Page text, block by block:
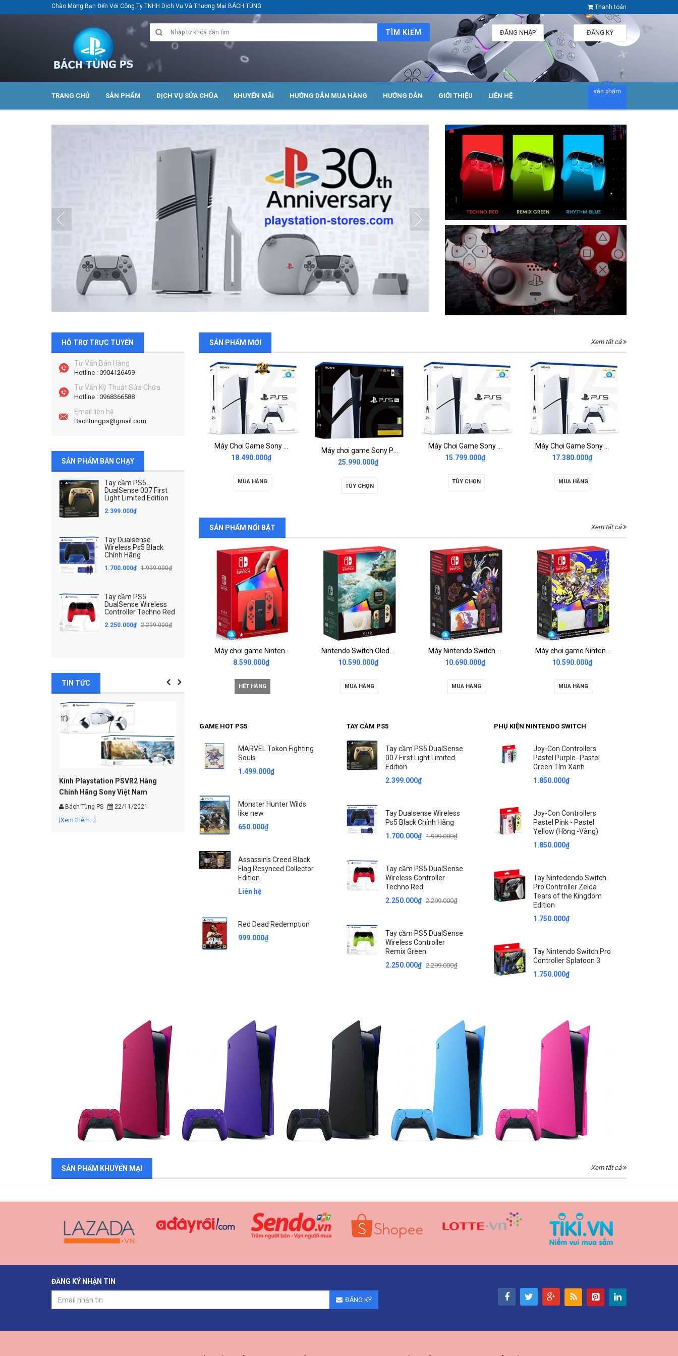
Chào Mừng Bạn Đến Với Công Ty TNHH Dịch Vụ Và Thương Mại BÁCH TÙNG Thanh toán
TÌM KIẾM ĐĂNG KÝ
hoặc
ĐĂNG NHẬP
TRANG CHỦ SẢN PHẨM DỊCH VỤ SỬA CHŨA KHUYẾN MÃI HƯỚNG DẪN MUA HÀNG HƯỚNG DẪN GIỚI THIỆU LIÊN HỆ
sản phẩm
HỖ TRỢ TRỰC TUYẾN
Tư Vấn Bán Hàng
Hotline : 0904126499
Tư Vấn Kỹ Thuật Sửa Chữa
Hotline : 0968366588
Email liên hệ
Bachtungps@gmail.com
SẢN PHẨM BÁN CHẠY
Tay cầm PS5
DualSense 007 First
Light Limited Edition
2.399.000₫
Tay Dualsense
Wireless Ps5 Black
Chính Hãng
1.700.000₫ 1.999.000₫
Tay cầm PS5
DualSense Wireless
Controller Techno Red
2.250.000₫ 2.299.000₫
TIN TỨC
Kính Playstation PSVR2 Hàng
Chính Hãng Sony Việt Nam
Bách Tùng PS
22/11/2021
[Xem thêm...]
SẢN PHẨM MỚI Xem tất cả
16.749.000₫
MUA HÀNG
18.490.000₫
MUA HÀNG
Máy chơi game Sony Ps5 Pro
25.990.000₫
TÙY CHỌN
15.799.000₫
TÙY CHỌN
17.380.000₫
MUA HÀNG
SẢN PHẨM NỔI BẬT Xem tất cả
Máy chơi game Nintendo Switch OLED Mario Red Edition
8.590.000₫
HẾT HÀNG
Nintendo Switch Oled The Legend Of Zelda Tears Of The Kingdom
10.590.000₫
MUA HÀNG
Máy Nintendo Switch OLED Pokemon Scarlet And Violet Edition
10.690.000₫
MUA HÀNG
Máy chơi game Nintendo Switch OLED Splatoon 3 Limited Edition
10.590.000₫
MUA HÀNG
GAME HOT PS5
MARVEL Tokon Fighting
Souls
1.499.000₫
Monster Hunter Wilds
like new
650.000₫
Assassin's Creed Black
Flag Resynced Collector
Edition
Liên hệ
Red Dead Redemption
999.000₫
TAY CẦM PS5
Tay cầm PS5 DualSense
007 First Light Limited
Edition
2.399.000₫
Tay Dualsense Wireless
Ps5 Black Chính Hãng
1.700.000₫ 1.999.000₫
Tay cầm PS5 DualSense
Wireless Controller
Techno Red
2.250.000₫ 2.299.000₫
Tay cầm PS5 DualSense
Wireless Controller
Remix Green
2.250.000₫ 2.299.000₫
PHỤ KIỆN NINTENDO SWITCH
Joy-Con Controllers
Pastel Purple- Pastel
Green Tím Xanh
1.850.000₫
Joy-Con Controllers
Pastel Pink - Pastel
Yellow (Hồng -Vàng)
1.850.000₫
Tay Nintedendo Switch
Pro Controller Zelda
Tears of the Kingdom
Edition
1.750.000₫
Tay Nintendo Switch Pro
Controller Splatoon 3
1.750.000₫
SẢN PHẨM KHUYẾN MẠI Xem tất cả
ĐĂNG KÝ NHẬN TIN
ĐĂNG KÝ